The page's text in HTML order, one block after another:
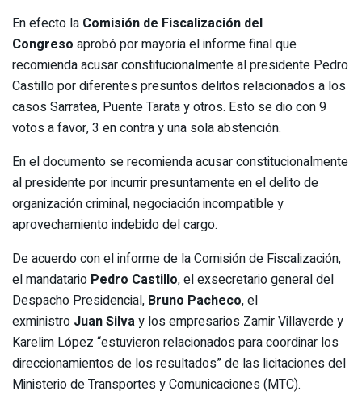
En efecto la Comisión de Fiscalización del
Congreso aprobó por mayoría el informe final que
recomienda acusar constitucionalmente al presidente Pedro
Castillo por diferentes presuntos delitos relacionados a los
casos Sarratea, Puente Tarata y otros. Esto se dio con 9
votos a favor, 3 en contra y una sola abstención.
En el documento se recomienda acusar constitucionalmente
al presidente por incurrir presuntamente en el delito de
organización criminal, negociación incompatible y
aprovechamiento indebido del cargo.
De acuerdo con el informe de la Comisión de Fiscalización,
el mandatario Pedro Castillo, el exsecretario general del
Despacho Presidencial, Bruno Pacheco, el
exministro Juan Silvay los empresarios Zamir Villaverde y
Karelim López “estuvieron relacionados para coordinar los
direccionamientos de los resultados” de las licitaciones del
Ministerio de Transportes y Comunicaciones (MTC).